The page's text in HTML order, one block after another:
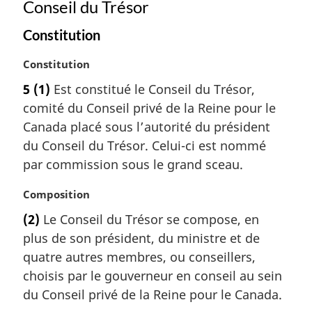
Conseil du Trésor
Constitution
N
t
e
m
a
g
n
a
e
:
Constitution
5 (1) Est constitué le Conseil du Trésor,
comité du Conseil privé de la Reine pour le
Canada placé sous l’autorité du président
du Conseil du Trésor. Celui-ci est nommé
par commission sous le grand sceau.
N
t
e
m
a
g
Composition
(2) Le Conseil du Trésor se compose, en
plus de son président, du ministre et de
quatre autres membres, ou conseillers,
choisis par le gouverneur en conseil au sein
du Conseil privé de la Reine pour le Canada.